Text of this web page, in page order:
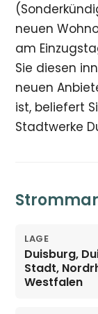
neuen
am
Sie diesen
neuen
ist, beliefert
Stadtwerke
LAGE
Duisburg,
Stadt,
Westfalen